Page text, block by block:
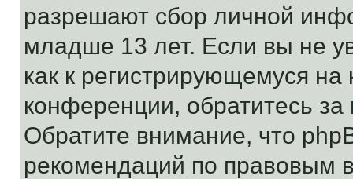
разрешают сбор личной
младше 13 лет. Если вы не
как к регистрирующемуся
конференции, обратитесь
Обратите внимание, что
рекомендаций по правовым